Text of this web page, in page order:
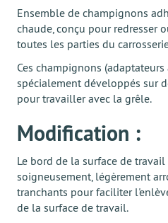
Ensemble de champignons
chaude, conçu pour redresser
toutes les parties du
Ces champignons
spécialement développés sur
pour travailler avec la grêle.
Modification :
Le bord de la surface de
soigneusement, légèrement
tranchants pour faciliter
de la surface de travail.